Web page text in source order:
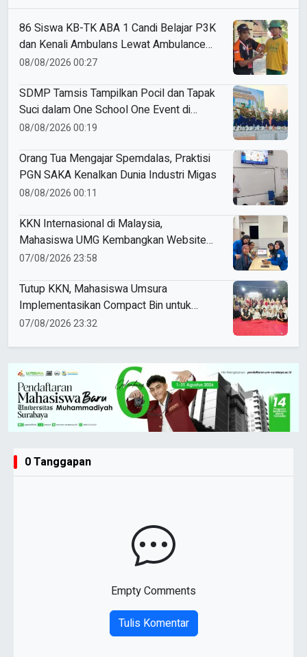
86 Siswa KB-TK ABA 1 Candi Belajar P3K
dan Kenali Ambulans Lewat Ambulance
Goes to Schools
08/08/2026 00:27
SDMP Tamsis Tampilkan Pocil dan Tapak
Suci dalam One School One Event di
Mojokerto
08/08/2026 00:19
Orang Tua Mengajar Spemdalas, Praktisi
PGN SAKA Kenalkan Dunia Industri Migas
08/08/2026 00:11
KKN Internasional di Malaysia,
Mahasiswa UMG Kembangkan Website
Pengenalan Budaya Indonesia
07/08/2026 23:58
Tutup KKN, Mahasiswa Umsura
Implementasikan Compact Bin untuk
Sampah Anorganik di Ketabang
07/08/2026 23:32
0 Tanggapan
Empty Comments
Tulis Komentar